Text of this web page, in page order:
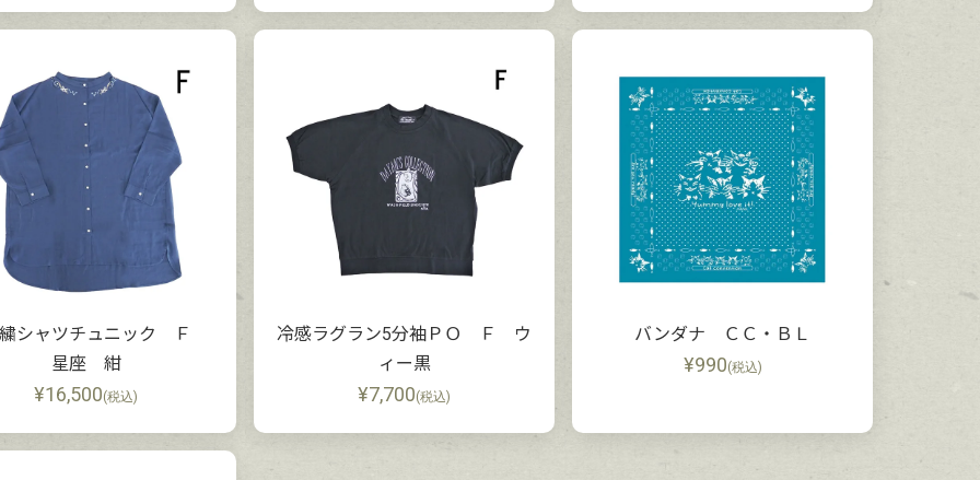
シャツチュニック Ｆ
星座 紺
¥16,500(税込)
冷感ラグラン5分袖ＰＯ Ｆ ウ
ィー黒
¥7,700(税込)
バンダナ ＣＣ・ＢＬ
¥990(税込)